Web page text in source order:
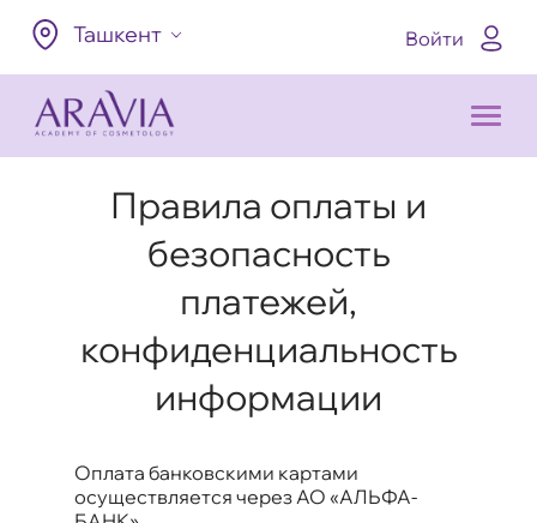
Ташкент Войти
Правила оплаты и
безопасность
платежей,
конфиденциальность
информации
Оплата банковскими картами
осуществляется через АО «АЛЬФА-